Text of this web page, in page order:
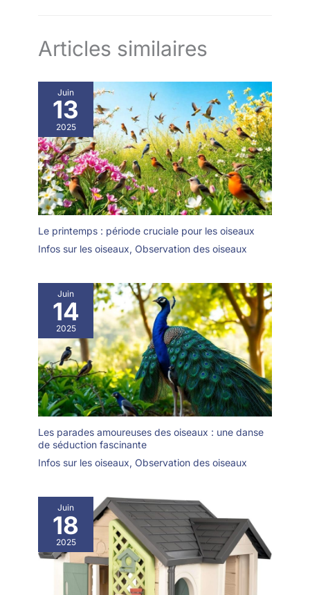
Articles similaires
Juin
13
2025
Le printemps : période cruciale pour les oiseaux
Infos sur les oiseaux, Observation des oiseaux
Juin
14
2025
Les parades amoureuses des oiseaux : une danse
de séduction fascinante
Infos sur les oiseaux, Observation des oiseaux
Juin
18
2025